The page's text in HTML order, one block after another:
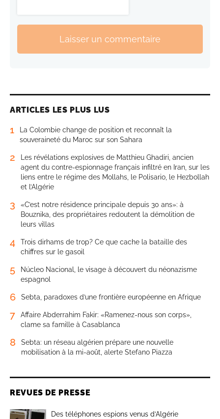
Laisser un commentaire
ARTICLES LES PLUS LUS
1
La Colombie change de position et reconnaît la
souveraineté du Maroc sur son Sahara
2
Les révélations explosives de Matthieu Ghadiri, ancien
agent du contre-espionnage français infiltré en Iran, sur les
liens entre le régime des Mollahs, le Polisario, le Hezbollah
et l’Algérie
3
«C’est notre résidence principale depuis 30 ans»: à
Bouznika, des propriétaires redoutent la démolition de
leurs villas
4
Trois dirhams de trop? Ce que cache la bataille des
chiffres sur le gasoil
5
Núcleo Nacional, le visage à découvert du néonazisme
espagnol
6 Sebta, paradoxes d’une frontière européenne en Afrique
7
Affaire Abderrahim Fakir: «Ramenez-nous son corps»,
clame sa famille à Casablanca
8
Sebta: un réseau algérien prépare une nouvelle
mobilisation à la mi-août, alerte Stefano Piazza
REVUES DE PRESSE
Des téléphones espions venus d’Algérie